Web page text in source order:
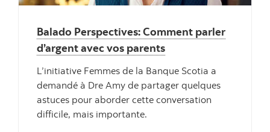
Balado Perspectives: Comment parler
d’argent avec vos parents
L’initiative Femmes de la Banque Scotia a
demandé à Dre Amy de partager quelques
astuces pour aborder cette conversation
difficile, mais importante.